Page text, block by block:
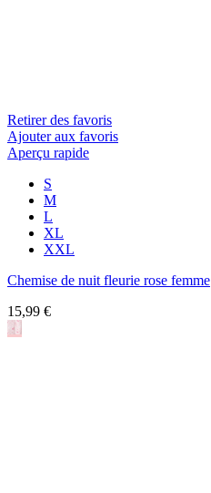
Retirer des favoris
Ajouter aux favoris
Aperçu rapide
S
M
L
XL
XXL
Chemise de nuit fleurie rose femme
15,99 €